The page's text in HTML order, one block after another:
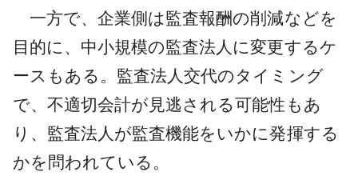
一方で、企業側は監査報酬の削減などを
目的に、中小規模の監査法人に変更するケ
ースもある。監査法人交代のタイミング
で、不適切会計が見逃される可能性もあ
り、監査法人が監査機能をいかに発揮する
かを問われている。